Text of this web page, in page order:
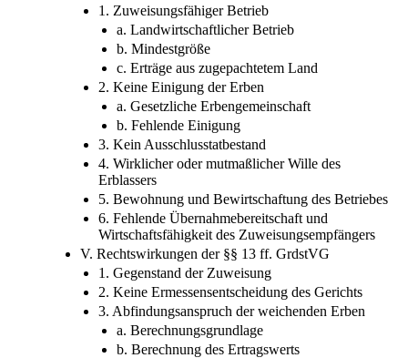
1. Zuweisungsfähiger Betrieb
a. Landwirtschaftlicher Betrieb
b. Mindestgröße
c. Erträge aus zugepachtetem Land
2. Keine Einigung der Erben
a. Gesetzliche Erbengemeinschaft
b. Fehlende Einigung
3. Kein Ausschlusstatbestand
4. Wirklicher oder mutmaßlicher Wille des
Erblassers
5. Bewohnung und Bewirtschaftung des Betriebes
6. Fehlende Übernahmebereitschaft und
Wirtschaftsfähigkeit des Zuweisungsempfängers
V. Rechtswirkungen der §§ 13 ff. GrdstVG
1. Gegenstand der Zuweisung
2. Keine Ermessensentscheidung des Gerichts
3. Abfindungsanspruch der weichenden Erben
a. Berechnungsgrundlage
b. Berechnung des Ertragswerts